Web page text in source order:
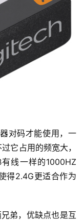
对码才能使用，一
它占用的频宽大，
线一样的1000HZ
得2.4G更适合作为
弟，优缺点也是互